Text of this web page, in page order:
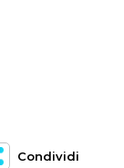
Condividi